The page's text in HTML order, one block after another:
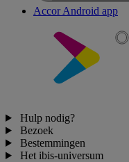
Accor Android app
Hulp nodig?
Bezoek
Bestemmingen
Het ibis-universum